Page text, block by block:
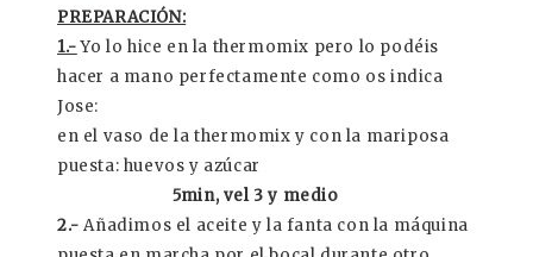
PREPARACIÓN:
1.-Yo lo hice en la thermomix pero lo podéis
hacer a mano perfectamente como os indica
Jose:
en el vaso de la thermomix y con la mariposa
puesta: huevos y azúcar
5min, vel 3 y medio
2.- Añadimos el aceite y la fanta con la máquina